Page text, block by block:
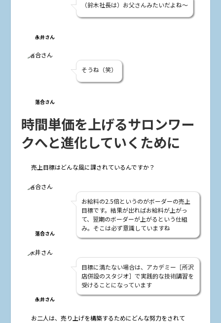
永井さん
（鈴木社長は）お父さんみたいだよね〜
落合さん
そうね（笑）
時間単価を上げるサロンワー
クへと進化していくために
――売上目標はどんな風に課されているんですか？
落合さん
お給料の2.5倍というのがボーダーの売上
目標です。結果が出ればお給料が上がっ
て、翌期のボーダーが上がるという仕組
み。そこは必ず意識していますね
永井さん
目標に満たない場合は、アカデミー［所沢
店併設のスタジオ］で実践的な技術講習を
受けることになっています
――お二人は、売り上げを構築するためにどんな努力をされて